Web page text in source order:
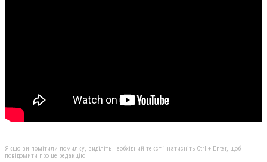
Якщо ви помітили помилку, виділіть необхідний текст і натисніть Ctrl + Enter, щоб
повідомити про це редакцію